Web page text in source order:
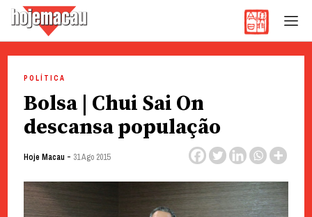
content
POLÍTICA
Bolsa | Chui Sai On
descansa população
Hoje Macau - 31 Ago 2015